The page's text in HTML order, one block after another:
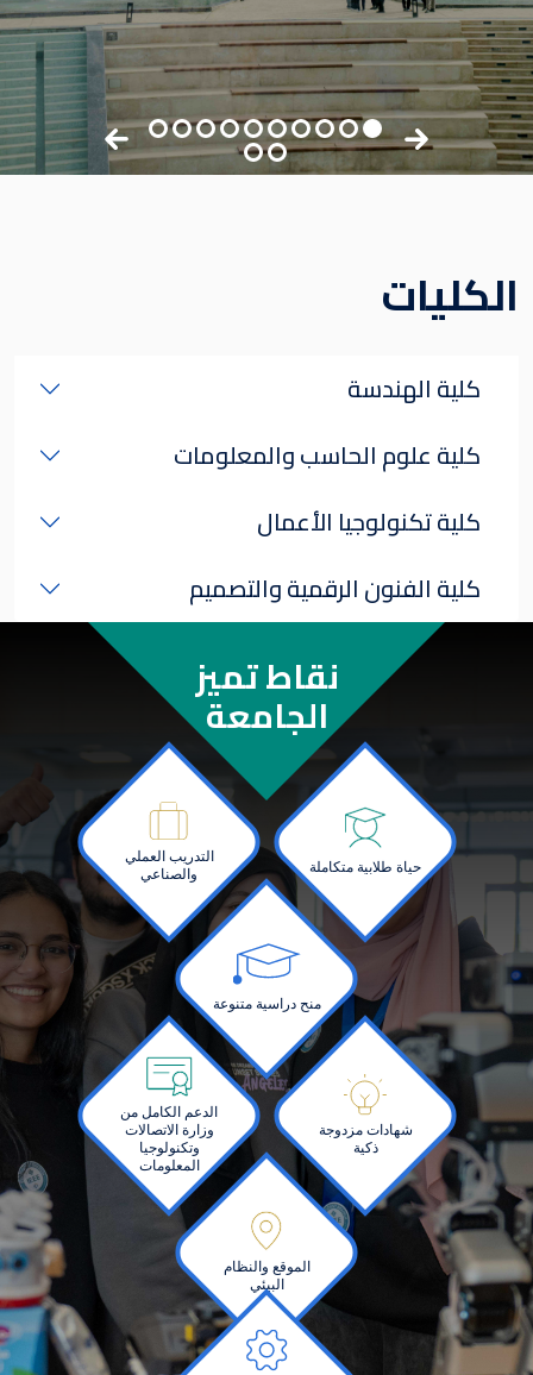
الكليات
كلية الهندسة
كلية علوم الحاسب والمعلومات
كلية تكنولوجيا الأعمال
كلية الفنون الرقمية والتصميم
نقاط تميز
الجامعة
Image
حياة طلابية متكاملة
Image
التدريب العملي
والصناعي
Image
منح دراسية متنوعة
Image
شهادات مزدوجة
ذكية
Image
الدعم الكامل من
وزارة الاتصالات
وتكنولوجيا
المعلومات
Image
الموقع والنظام
البيئي
Image